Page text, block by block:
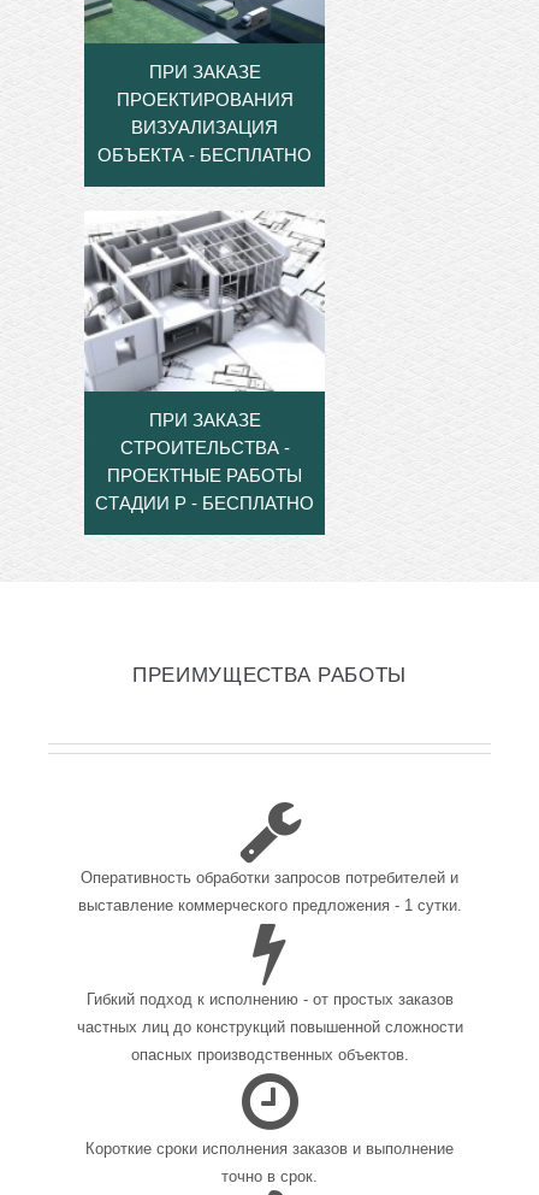
ПРИ ЗАКАЗЕ
ПРОЕКТИРОВАНИЯ
ВИЗУАЛИЗАЦИЯ
ОБЪЕКТА - БЕСПЛАТНО
ПРИ ЗАКАЗЕ
СТРОИТЕЛЬСТВА -
ПРОЕКТНЫЕ РАБОТЫ
СТАДИИ Р - БЕСПЛАТНО
ПРЕИМУЩЕСТВА РАБОТЫ
Оперативность обработки запросов потребителей и
выставление коммерческого предложения - 1 сутки.
Гибкий подход к исполнению - от простых заказов
частных лиц до конструкций повышенной сложности
опасных производственных объектов.
Короткие сроки исполнения заказов и выполнение
точно в срок.